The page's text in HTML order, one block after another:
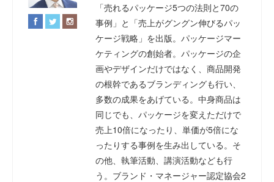
「売れるパッケージ5つの法則と70の
事例」と「売上がグングン伸びるパッ
ケージ戦略」を出版。パッケージマー
ケティングの創始者。パッケージの企
画やデザインだけではなく、商品開発
の根幹であるブランディングも行い、
多数の成果をあげている。中身商品は
同じでも、パッケージを変えただけで
売上10倍になったり、単価が5倍にな
ったりする事例を生み出している。そ
の他、執筆活動、講演活動なども行
う。ブランド・マネージャー認定協会2